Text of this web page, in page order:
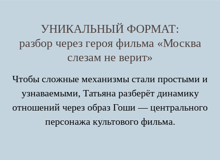
УНИКАЛЬНЫЙ ФОРМАТ:
разбор через героя фильма «Москва
слезам не верит»
Чтобы сложные механизмы стали простыми и
узнаваемыми, Татьяна разберёт динамику
отношений через образ Гоши — центрального
персонажа культового фильма.